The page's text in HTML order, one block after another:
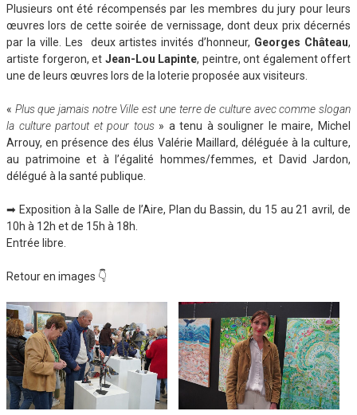
Plusieurs ont été récompensés par les membres du jury pour leurs
œuvres lors de cette soirée de vernissage, dont deux prix décernés
par la ville. Les deux artistes invités d’honneur, Georges Château,
artiste forgeron, et Jean-Lou Lapinte, peintre, ont également offert
une de leurs œuvres lors de la loterie proposée aux visiteurs.
« Plus que jamais notre Ville est une terre de culture avec comme slogan
la culture partout et pour tous» a tenu à souligner le maire, Michel
Arrouy, en présence des élus Valérie Maillard, déléguée à la culture,
au patrimoine et à l’égalité hommes/femmes, et David Jardon,
délégué à la santé publique.
➡ Exposition à la Salle de l’Aire, Plan du Bassin, du 15 au 21 avril, de
10h à 12h et de 15h à 18h.
Entrée libre.
Retour en images 👇